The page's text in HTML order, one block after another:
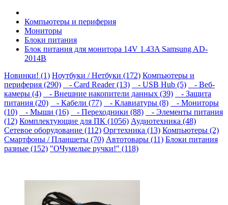
Компьютеры и периферия
Мониторы
Блоки питания
Блок питания для монитора 14V 1.43A Samsung AD-
2014B
Новинки! (1) Ноутбуки / Нетбуки (172) Компьютеры и
периферия (290)
- Card Reader (13) - USB Hub (5)
- Веб-
камеры (4)
- Внешние накопители данных (39)
- Защита
питания (20)
- Кабели (77) - Клавиатуры (8)
- Мониторы
(10)
- Мыши (16) - Переходники (88)
- Элементы питания
(12) Комплектующие для ПК (1056) Аудиотехника (48)
Сетевое оборудование (112) Оргтехника (13) Компьютеры (2)
Смартфоны / Планшеты (70) Автотовары (11) Блоки питания
разные (152) "ОЧумелые ручки!" (118)